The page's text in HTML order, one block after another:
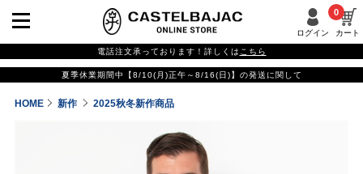
ログイン カート
0
電話注文承っております！詳しくは こちら
夏季休業期間中【8/10(月)正午～8/16(日)】の発送に関して
HOME 新作 2025秋冬新作商品